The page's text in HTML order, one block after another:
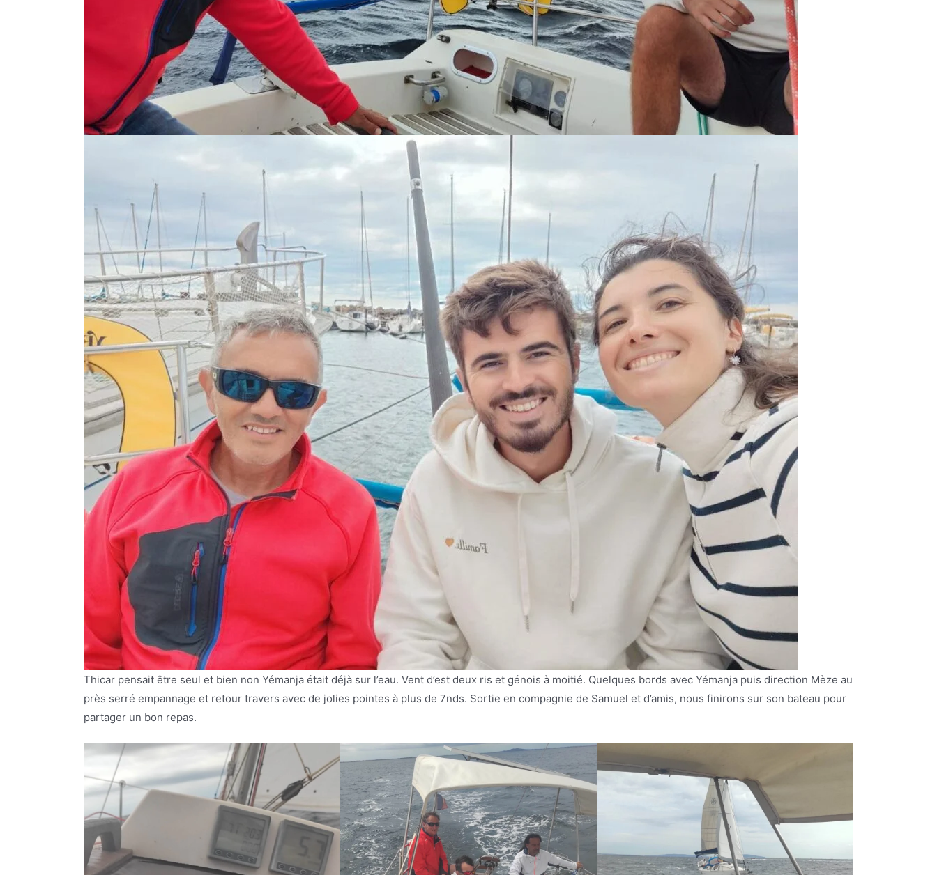
Thicar pensait être seul et bien non Yémanja était déjà sur l’eau. Vent d’est deux ris et génois à moitié. Quelques bords avec Yémanja puis direction Mèze au
près serré empannage et retour travers avec de jolies pointes à plus de 7nds. Sortie en compagnie de Samuel et d’amis, nous finirons sur son bateau pour
partager un bon repas.